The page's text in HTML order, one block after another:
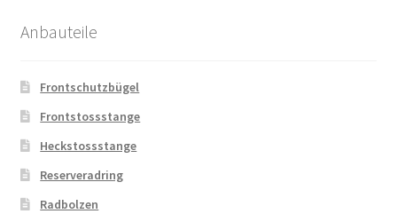
Anbauteile
Frontschutzbügel
Frontstossstange
Heckstossstange
Reserveradring
Radbolzen